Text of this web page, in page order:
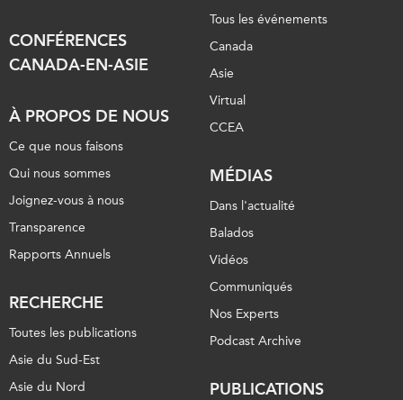
CONFÉRENCES
CANADA-EN-ASIE
À PROPOS DE NOUS
Ce que nous faisons
Qui nous sommes
Joignez-vous à nous
Transparence
Rapports Annuels
RECHERCHE
Toutes les publications
Asie du Sud-Est
Asie du Nord
Tous les événements
Canada
Asie
Virtual
CCEA
MÉDIAS
Dans l'actualité
Balados
Vidéos
Communiqués
Nos Experts
Podcast Archive
PUBLICATIONS